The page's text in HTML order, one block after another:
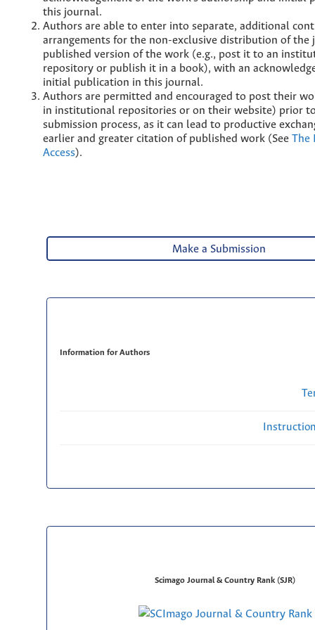
this journal.
Authors are able to enter into separate, additional
arrangements for the non-exclusive distribution of the
published version of the work (e.g., post it to an
repository or publish it in a book), with an
initial publication in this journal.
Authors are permitted and encouraged to post their
in institutional repositories or on their website) prior
submission process, as it can lead to productive
earlier and greater citation of published work (See The
Access).
Make a Submission
Information for Authors
Scimago Journal & Country Rank (SJR)